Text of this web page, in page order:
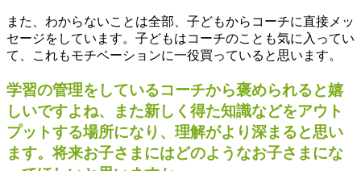
また、わからないことは全部、子どもからコーチに直接メッ
セージをしています。子どもはコーチのことも気に入ってい
て、これもモチベーションに一役買っていると思います。
学習の管理をしているコーチから褒められると嬉
しいですよね、また新しく得た知識などをアウト
プットする場所になり、理解がより深まると思い
ます。将来お子さまにはどのようなお子さまにな